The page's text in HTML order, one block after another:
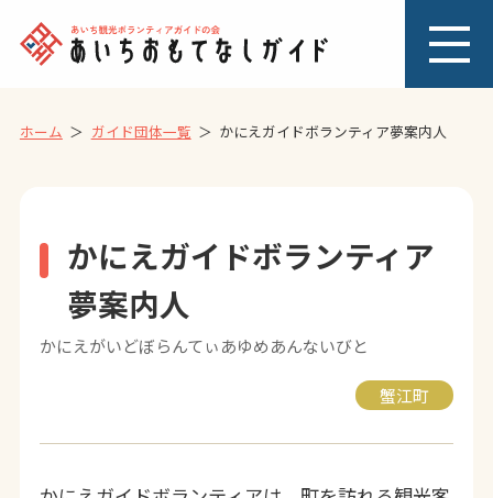
ホーム ガイド団体一覧 かにえガイドボランティア夢案内人
かにえガイドボランティア
夢案内人
かにえがいどぼらんてぃあゆめあんないびと
蟹江町